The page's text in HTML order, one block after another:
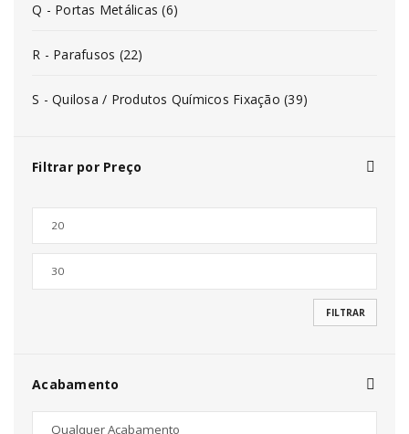
Q - Portas Metálicas (6)
R - Parafusos (22)
S - Quilosa / Produtos Químicos Fixação (39)
Filtrar por Preço
FILTRAR
Acabamento